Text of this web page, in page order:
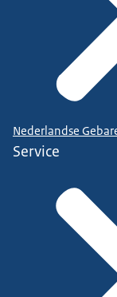
Nederlandse
Service